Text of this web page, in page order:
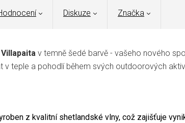
Diskuze Značka
v temně šedé barvě - vašeho nového
v teple a pohodlí během svých outdoorových
z kvalitní shetlandské vlny, což zajišťuje